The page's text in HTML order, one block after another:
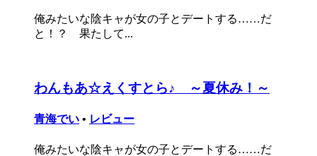
俺みたいな陰キャが女の子とデートする……だ
と！？ 果たして...
わんもあ☆えくすとら♪ ～夏休み！～
青海でい • レビュー
俺みたいな陰キャが女の子とデートする……だ